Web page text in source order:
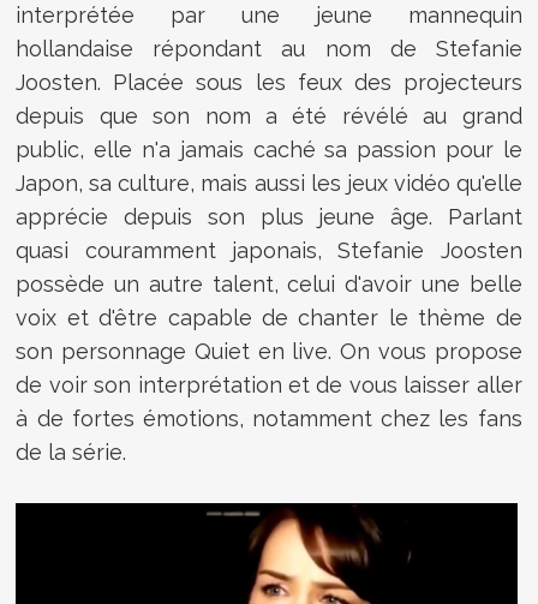
interprétée par une jeune mannequin
hollandaise répondant au nom de Stefanie
Joosten. Placée sous les feux des projecteurs
depuis que son nom a été révélé au grand
public, elle n'a jamais caché sa passion pour le
Japon, sa culture, mais aussi les jeux vidéo qu'elle
apprécie depuis son plus jeune âge. Parlant
quasi couramment japonais,Stefanie Joosten
possède un autre talent, celui d'avoir une belle
voix et d'être capable de chanter le thème de
son personnage Quiet en live. On vous propose
de voir son interprétation et de vous laisser aller
à de fortes émotions, notamment chez les fans
de la série.